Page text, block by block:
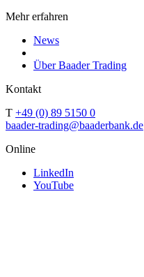
Mehr erfahren
News
Über Baader Trading
Kontakt
T +49 (0) 89 5150 0
baader-trading@baaderbank.de
Online
LinkedIn
YouTube